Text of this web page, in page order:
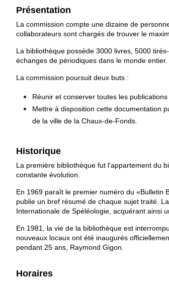
Présentation
La commission compte une dizaine de
collaborateurs sont chargés de trouver le
La bibliothèque possède 3000 livres, 5000
échanges de périodiques dans le monde entier.
La commission poursuit deux buts :
Réunir et conserver toutes les
Mettre à disposition cette documentation
de la ville de la Chaux-de-Fonds.
Historique
La première bibliothèque fut l'appartement du
constante évolution.
En 1969 paraît le premier numéro du «Bulletin
publie un bref résumé de chaque sujet traité.
Internationale de Spéléologie, acquérant ainsi
En 1981, la vie de la bibliothèque est
nouveaux locaux ont été inaugurés
pendant 25 ans, Raymond Gigon.
Horaires